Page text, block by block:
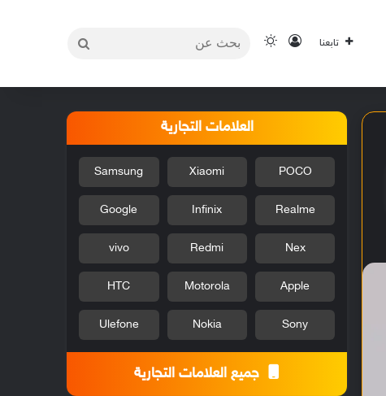
تابعنا تسجيل الدخول
الوضع المظلم
العلامات التجارية
POCO
Xiaomi
Samsung
Realme
Infinix
Google
Nex
Redmi
vivo
Apple
Motorola
HTC
Sony
Nokia
Ulefone
جميع العلامات التجارية